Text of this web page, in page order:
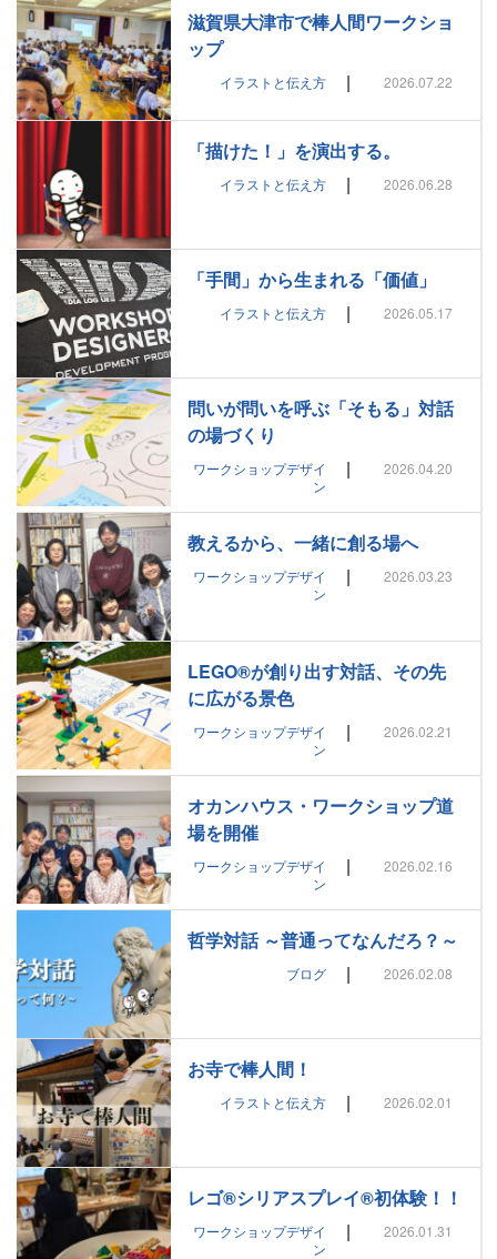
滋賀県大津市で棒人間ワークショ
ップ
イラストと伝え方 | 2026.07.22
「描けた！」を演出する。
イラストと伝え方 | 2026.06.28
「手間」から生まれる「価値」
イラストと伝え方 | 2026.05.17
問いが問いを呼ぶ「そもる」対話
の場づくり
ワークショップデザイ
ン
| 2026.04.20
教えるから、一緒に創る場へ
ワークショップデザイ
ン
| 2026.03.23
LEGO®が創り出す対話、その先
に広がる景色
ワークショップデザイ
ン
| 2026.02.21
オカンハウス・ワークショップ道
場を開催
ワークショップデザイ
ン
| 2026.02.16
哲学対話 ～普通ってなんだろ？～
ブログ | 2026.02.08
お寺で棒人間！
イラストと伝え方 | 2026.02.01
レゴ®シリアスプレイ®初体験！！
ワークショップデザイ
ン
| 2026.01.31